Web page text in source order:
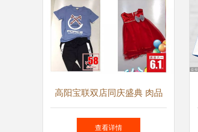
高阳宝联双店同庆盛典 肉品
鞋服玩具多重钜惠，小丑蜀黍
查看详情